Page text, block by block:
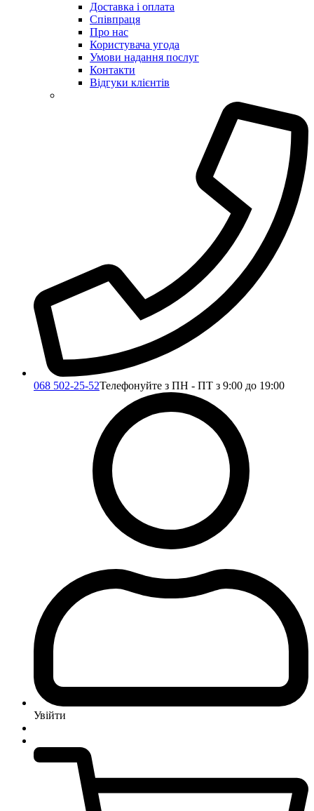
Доставка і оплата
Співпраця
Про нас
Користувача угода
Умови надання послуг
Контакти
Відгуки клієнтів
068 502-25-52Телефонуйте з ПН - ПТ з 9:00 до 19:00
Увійти